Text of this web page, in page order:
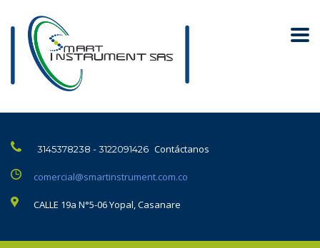
3145378238 - 3122091426 Contáctanos
comercial@smartinstrument.com.co
CALLE 19a N°5-06 Yopal, Casanare